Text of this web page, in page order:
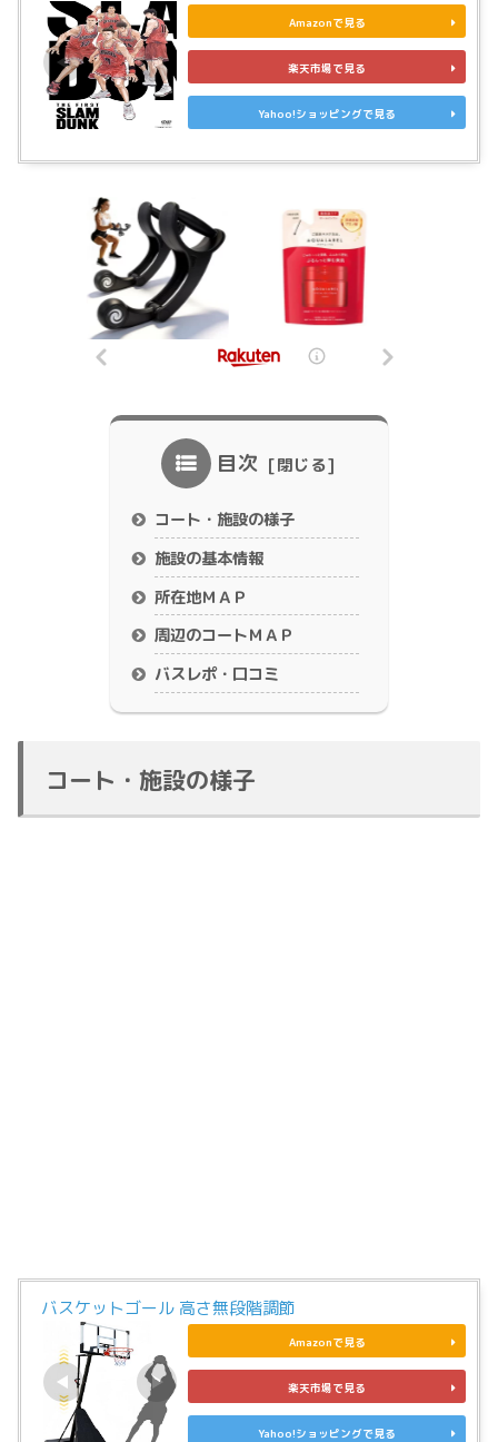
Amazonで見る
楽天市場で見る
Yahoo!ショッピングで見る
目次
コート・施設の様子
施設の基本情報
所在地ＭＡＰ
周辺のコートＭＡＰ
バスレポ・口コミ
コート・施設の様子
バスケットゴール 高さ無段階調節
Amazonで見る
楽天市場で見る
Yahoo!ショッピングで見る